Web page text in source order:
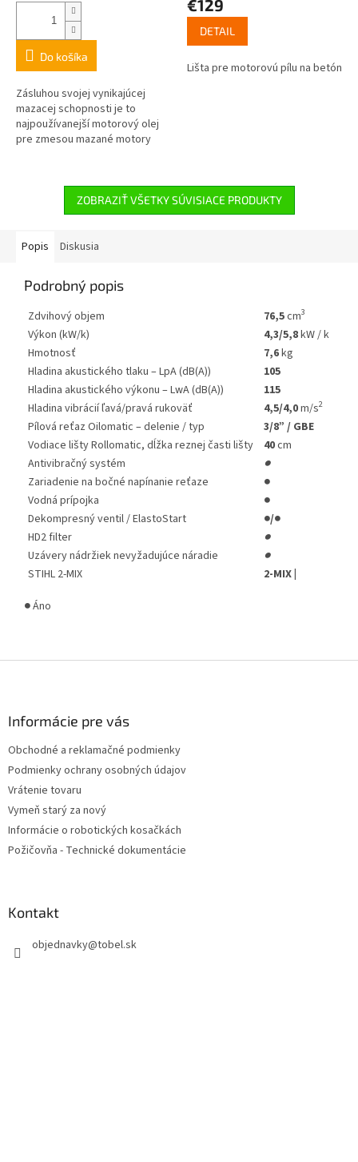
Do košíka
Zásluhou svojej vynikajúcej
mazacej schopnosti je to
najpoužívanejší motorový olej
pre zmesou mazané motory
€129
DETAIL
Lišta pre motorovú pílu na betón
ZOBRAZIŤ VŠETKY SÚVISIACE PRODUKTY
Popis Diskusia
Podrobný popis
Zdvihový objem 76,5cm3
Výkon (kW/k) 4,3/5,8kW / k
Hmotnosť
7,6kg
Hladina akustického tlaku – LpA (dB(A))
105
Hladina akustického výkonu – LwA (dB(A))
115
Hladina vibrácií ľavá/pravá rukoväť
4,5/4,0m/s2
Pílová reťaz Oilomatic – delenie / typ
3/8” / GBE
Vodiace lišty Rollomatic, dĺžka reznej časti lišty
40cm
Antivibračný systém
●
Zariadenie na bočné napínanie reťaze
●
Vodná prípojka
●
Dekompresný ventil / ElastoStart
●/●
HD2 filter
●
Uzávery nádržiek nevyžadujúce náradie
●
STIHL 2-MIX
2-MIX |
●Áno
Informácie pre vás
Obchodné a reklamačné podmienky
Podmienky ochrany osobných údajov
Vrátenie tovaru
Vymeň starý za nový
Informácie o robotických kosačkách
Požičovňa - Technické dokumentácie
Kontakt
objednavky@tobel.sk